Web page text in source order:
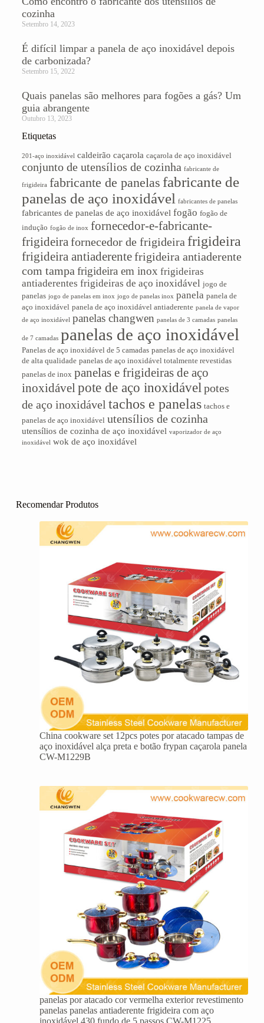
cozinha
Setembro 14, 2023
É difícil limpar a panela de aço inoxidável depois
de carbonizada?
Setembro 15, 2022
Quais panelas são melhores para fogões a gás? Um
guia abrangente
Outubro 13, 2023
Etiquetas
201-aço inoxidável caldeirão caçarola caçarola de aço inoxidável
conjunto de utensílios de cozinha fabricante de
frigideira fabricante de panelas fabricante de
panelas de aço inoxidável fabricantes de panelas
fabricantes de panelas de aço inoxidável fogão fogão de
indução fogão de inox fornecedor-e-fabricante-
frigideirafornecedor de frigideira frigideira
frigideira antiaderentefrigideira antiaderente
com tampa frigideira em inox frigideiras
antiaderentes frigideiras de aço inoxidável jogo de
panelas jogo de panelas em inox jogo de panelas inox panela panela de
aço inoxidável panela de aço inoxidável antiaderente panela de vapor
de aço inoxidável panelas changwen panelas de 3 camadas panelas
de 7 camadas panelas de aço inoxidável
Panelas de aço inoxidável de 5 camadas panelas de aço inoxidável
de alta qualidade panelas de aço inoxidável totalmente revestidas
panelas de inox panelas e frigideiras de aço
inoxidávelpote de aço inoxidávelpotes
de aço inoxidável tachos e panelas tachos e
panelas de aço inoxidável utensílios de cozinha
utensílios de cozinha de aço inoxidável vaporizador de aço
inoxidável wok de aço inoxidável
Recomendar Produtos
China cookware set 12pcs potes por atacado tampas de
aço inoxidável alça preta e botão frypan caçarola panela
CW-M1229B
panelas por atacado cor vermelha exterior revestimento
panelas panelas antiaderente frigideira com aço
inoxidável 430 fundo de 5 passos CW-M1225